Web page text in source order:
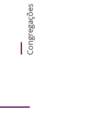
Congregações